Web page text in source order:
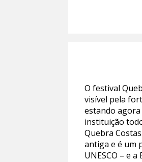
O festival
visível pela
estando
instituição
Quebra
antiga e é um
UNESCO – e a